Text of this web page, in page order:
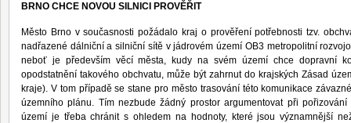
BRNO CHCE NOVOU SILNICI PROVĚŘIT
Město Brno v současnosti požádalo kraj o prověření potřebnosti tzv.
nadřazené dálniční a silniční sítě v jádrovém území OB3 metropolitní
neboť je především věcí města, kudy na svém území chce dopravní
opodstatnění takového obchvatu, může být zahrnut do krajských Zásad
kraje). V tom případě se stane pro město trasování této komunikace
územního plánu. Tím nezbude žádný prostor argumentovat při
území je třeba chránit s ohledem na hodnoty, které jsou významnější